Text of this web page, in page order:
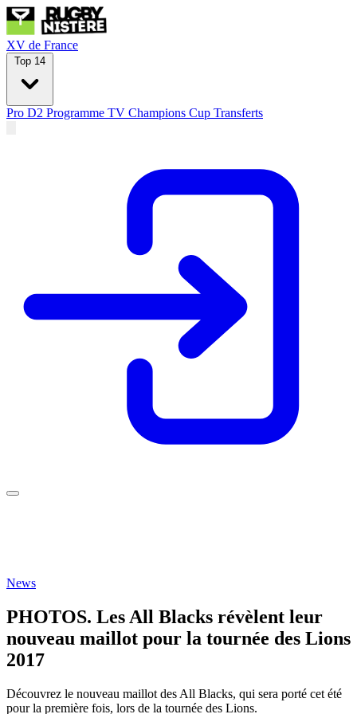
XV de France
Top 14
Pro D2 Programme TV Champions Cup Transferts
News
PHOTOS. Les All Blacks révèlent leur
nouveau maillot pour la tournée des Lions
2017
Découvrez le nouveau maillot des All Blacks, qui sera porté cet été
pour la première fois, lors de la tournée des Lions.